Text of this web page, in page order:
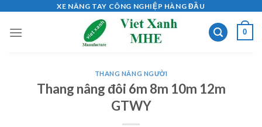
content
XE NÂNG TAY CÔNG NGHIỆP HÀNG ĐẦU
0
THANG NÂNG NGƯỜI
Thang nâng đôi 6m 8m 10m 12m
GTWY